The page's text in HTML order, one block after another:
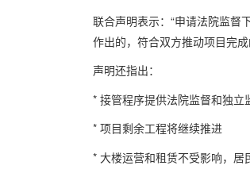
联合声明表示：“申请法院监督
作出的，符合双方推动项目完
声明还指出：
* 接管程序提供法院监督和独立
* 项目剩余工程将继续推进
* 大楼运营和租赁不受影响，居